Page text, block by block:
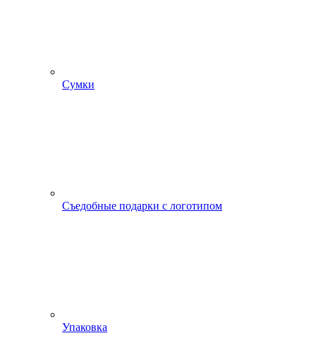
Сумки
Съедобные подарки с логотипом
Упаковка